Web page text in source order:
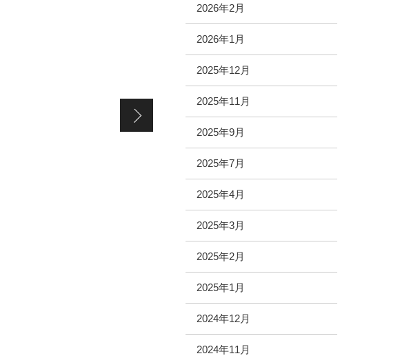
【FCららぽーと立川立飛店（FC加盟店）】閉店致しました。
2026年2月
2026年1月
2025年12月
2025年11月
2025年9月
2025年7月
2025年4月
2025年3月
2025年2月
2025年1月
2024年12月
2024年11月